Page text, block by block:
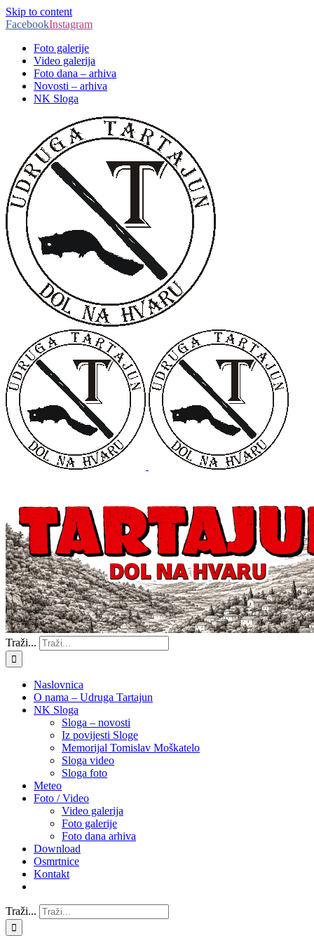
Skip to content
FacebookInstagram
Foto galerije
Video galerija
Foto dana – arhiva
Novosti – arhiva
NK Sloga
Traži...
Naslovnica
O nama – Udruga Tartajun
NK Sloga
Sloga – novosti
Iz povijesti Sloge
Memorijal Tomislav Moškatelo
Sloga video
Sloga foto
Meteo
Foto / Video
Video galerija
Foto galerije
Foto dana arhiva
Download
Osmrtnice
Kontakt
Traži...